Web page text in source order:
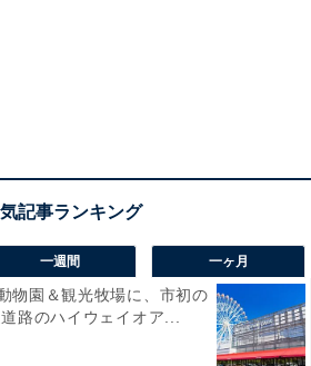
一週間 一ヶ月
物園＆観光牧場に、市初の
路のハイウェイオア...